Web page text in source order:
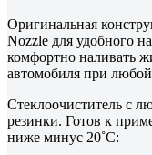
Оригинальная
Nozzle для удобного
комфортно наливать
автомобиля при
Стеклоочиститель с
резинки. Готов к
ниже минус 20˚С: